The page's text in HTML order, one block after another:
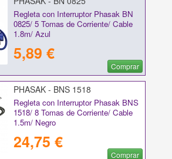
Regleta con Interruptor Phasak BN
0825/ 5 Tomas de Corriente/ Cable
1.8m/ Azul
5,89 €
Comprar
PHASAK - BNS 1518
Regleta con Interruptor Phasak BNS
1518/ 8 Tomas de Corriente/ Cable
1.5m/ Negro
24,75 €
Comprar